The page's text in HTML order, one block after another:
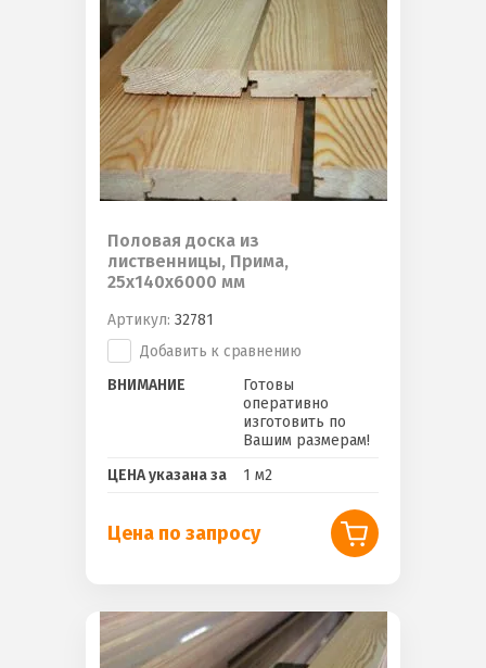
Половая доска из
лиственницы, Прима,
25х140х6000 мм
Артикул: 32781
Добавить к сравнению
ВНИМАНИЕ
Готовы
оперативно
изготовить по
Вашим размерам!
ЦЕНА указана за
1 м2
Цена по запросу